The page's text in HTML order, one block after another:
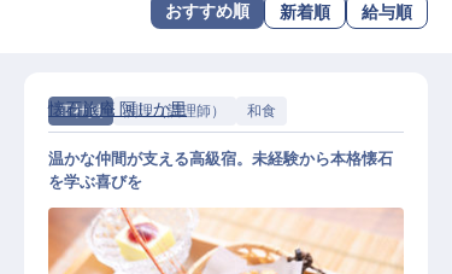
転職サポートに申し込む
おすすめ順 新着順 給与順
正社員 調理（調理師） 和食
懐石旅庵 阿しか里
温かな仲間が支える高級宿。未経験から本格懐石
を学ぶ喜びを